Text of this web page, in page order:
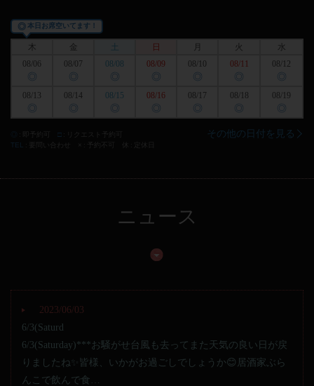
◎本日お席空いてます！
木 金 土 日 火
水
08/06
◎
08/07
◎
08/08
◎
08/09
◎ ◎
08/11
◎
08/12
◎
08/13
◎
08/14
◎
08/15
◎
08/16
◎
08/17
◎ ◎
08/19
◎
□
TEL
要問い合わせ 休 定休日
その他の日付を見る
ニュース
2023/06/03
6/3(Saturd
6/3(Saturday)***お騒がせ台風も去ってまた天気の良い日が戻
りましたね✨皆様、いかがお過ごしでしょうか😊居酒家ぶら
んこで飲んで食…